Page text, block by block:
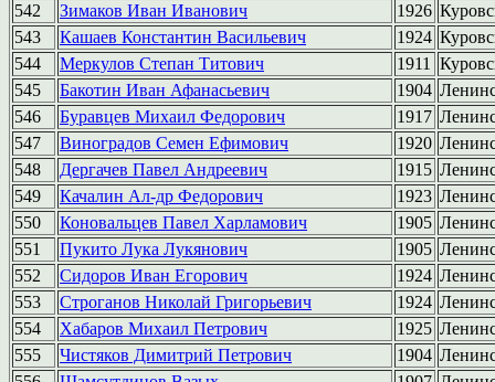
542
Зимаков Иван Иванович 1926
543
Кашаев Константин Васильевич 1924
544
Меркулов Степан Титович 1911
545
Бакотин Иван Афанасьевич 1904
546
Буравцев Михаил Федорович 1917
547
Виноградов Семен Ефимович 1920
548
Дергачев Павел Андреевич 1915
549
Качалин Ал-др Федорович 1923
550
Коновальцев Павел Харламович 1905
551
Пукито Лука Лукянович 1905
552
Сидоров Иван Егорович 1924
553
Строганов Николай Григорьевич 1924
554
Хабаров Михаил Петрович 1925
555
Чистяков Димитрий Петрович 1904